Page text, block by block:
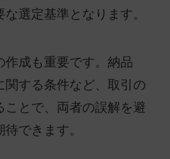
選定基準となります。
作成も重要です。納品
関する条件など、取引の
ことで、両者の誤解を避
できます。